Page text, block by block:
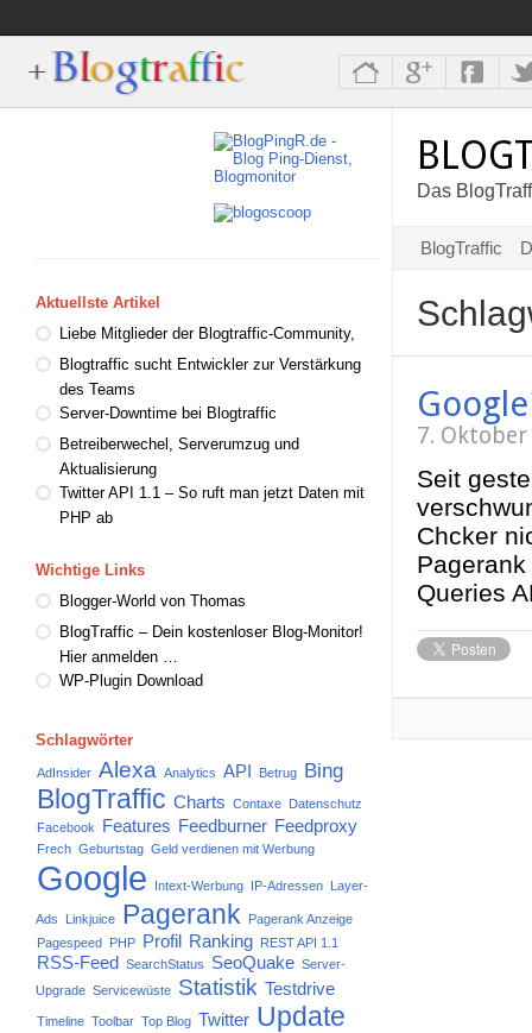
Aktuellste Artikel
Liebe Mitglieder der Blogtraffic-Community,
Blogtraffic sucht Entwickler zur Verstärkung
des Teams
Server-Downtime bei Blogtraffic
Betreiberwechel, Serverumzug und
Aktualisierung
Twitter API 1.1 – So ruft man jetzt Daten mit
PHP ab
Wichtige Links
Blogger-World von Thomas
BlogTraffic – Dein kostenloser Blog-Monitor!
Hier anmelden …
WP-Plugin Download
Schlagwörter
AdInsider Alexa Analytics API Betrug Bing
BlogTraffic Charts Contaxe Datenschutz
Facebook
Features Feedburner Feedproxy
Frech Geburtstag Geld verdienen mit Werbung
Google Intext-Werbung IP-Adressen Layer-
Ads Linkjuice Pagerank
Pagerank Anzeige
Pagespeed PHP Profil Ranking REST API 1.1
RSS-Feed SearchStatus SeoQuake Server-
Upgrade Servicewüste Statistik Testdrive
Timeline Toolbar Top Blog Twitter Update
Das
BlogTraffic
7.
Seit
Chcker
Queries